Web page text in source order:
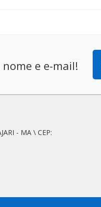
e e-mail!
- MA \ CEP: